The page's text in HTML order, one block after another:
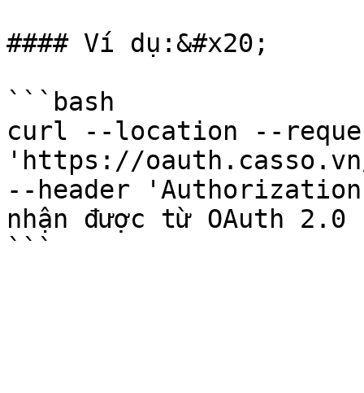
#### Ví dụ:&#x20;
```bash
curl --location --
'https://
--header
nhận được từ OAuth 2.0